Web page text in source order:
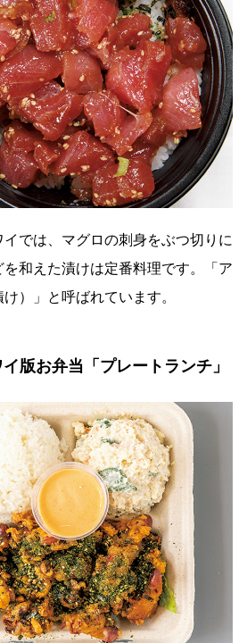
では、マグロの刺身をぶつ切りに
和えた漬けは定番料理です。「ア
）」と呼ばれています。
版お弁当「プレートランチ」